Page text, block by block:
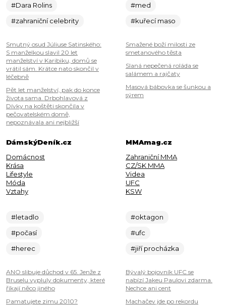
#Dara Rolins
#zahraniční celebrity
Smutný osud Júliuse Satinského:
S manželkou slavil 20 let
manželství v Karibiku, domů se
vrátil sám. Krátce nato skončil v
léčebně
Pět let manželství, pak do konce
života sama. Drbohlavová z
Dívky na koštěti skončila v
pečovatelském domě,
nepoznávala ani nejbližší
#med
#kuřecí maso
Smažené boží milosti ze
smetanového těsta
Slaná nepečená roláda se
salámem a rajčaty
Masová bábovka se šunkou a
sýrem
DámskýDeník.cz
Domácnost
Krása
Lifestyle
Móda
Vztahy
#letadlo
#počasí
#herec
ANO slibuje důchod v 65. Jenže z
Bruselu vypluly dokumenty, které
říkají něco jiného
Pamatujete zimu 2010?
MMAmag.cz
Zahraniční MMA
CZ/SK MMA
Videa
UFC
KSW
#oktagon
#ufc
#jiří procházka
Bývalý bojovník UFC se
nabízí Jakeu Paulovi zdarma.
Nechce ani cent
Machačev jde po rekordu